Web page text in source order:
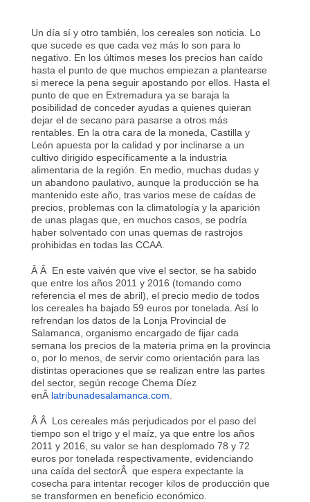
Un día sí y otro también, los cereales son noticia. Lo
que sucede es que cada vez más lo son para lo
negativo. En los últimos meses los precios han caído
hasta el punto de que muchos empiezan a plantearse
si merece la pena seguir apostando por ellos. Hasta el
punto de que en Extremadura ya se baraja la
posibilidad de conceder ayudas a quienes quieran
dejar el de secano para pasarse a otros más
rentables. En la otra cara de la moneda, Castilla y
León apuesta por la calidad y por inclinarse a un
cultivo dirigido específicamente a la industria
alimentaria de la región. En medio, muchas dudas y
un abandono paulativo, aunque la producción se ha
mantenido este año, tras varios mese de caídas de
precios, problemas con la climatología y la aparición
de unas plagas que, en muchos casos, se podría
haber solventado con unas quemas de rastrojos
prohibidas en todas las CCAA.
Â Â En este vaivén que vive el sector, se ha sabido
que entre los años 2011 y 2016 (tomando como
referencia el mes de abril), el precio medio de todos
los cereales ha bajado 59 euros por tonelada. Así lo
refrendan los datos de la Lonja Provincial de
Salamanca, organismo encargado de fijar cada
semana los precios de la materia prima en la provincia
o, por lo menos, de servir como orientación para las
distintas operaciones que se realizan entre las partes
del sector, según recoge Chema Díez
enÂ latribunadesalamanca.com
Â Â Los cereales más perjudicados por el paso del
tiempo son el trigo y el maíz, ya que entre los años
2011 y 2016, su valor se han desplomado 78 y 72
euros por tonelada respectivamente, evidenciando
una caída del sectorÂ que espera expectante la
cosecha para intentar recoger kilos de producción que
se transformen en beneficio económico.